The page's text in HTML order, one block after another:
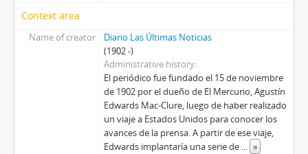
Context area
Name of creator
Diario Las Últimas Noticias
(1902 -)
Administrative history
El periódico fue fundado el 15 de noviembre
de 1902 por el dueño de El Mercurio, Agustín
Edwards Mac-Clure, luego de haber realizado
un viaje a Estados Unidos para conocer los
avances de la prensa. A partir de ese viaje,
Edwards implantaría una serie de ... »